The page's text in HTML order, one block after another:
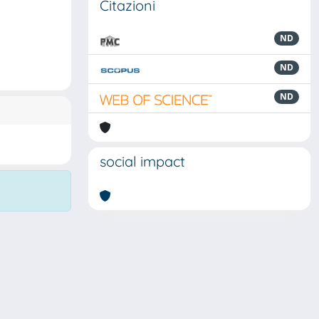
Citazioni
ND
ND
ND
social impact